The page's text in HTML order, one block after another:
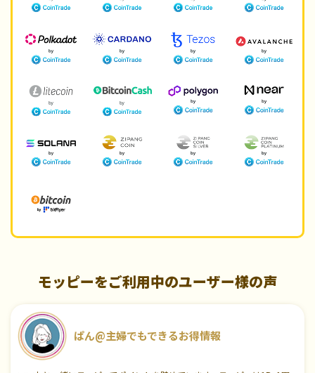
モッピーをご利用中のユーザー様の声
ぱん@主婦でもできるお得情報